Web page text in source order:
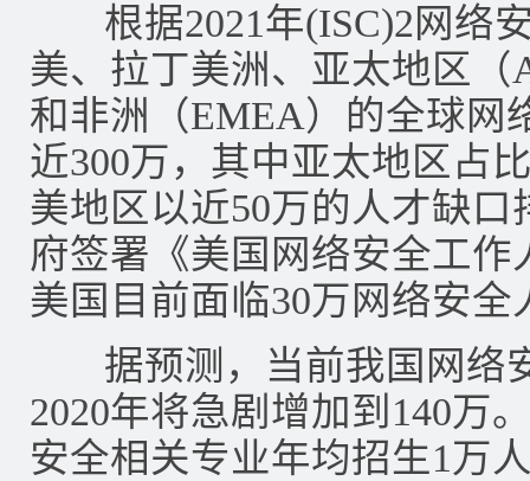
根据2021年(ISC)2网络
美、拉丁美洲、亚太地区（
和非洲（EMEA）的全球网
近300万，其中亚太地区占
美地区以近50万的人才缺
府签署《美国网络安全工
美国目前面临30万网络安全
据预测，当前我国网络
2020年将急剧增加到140万
安全相关专业年均招生1万